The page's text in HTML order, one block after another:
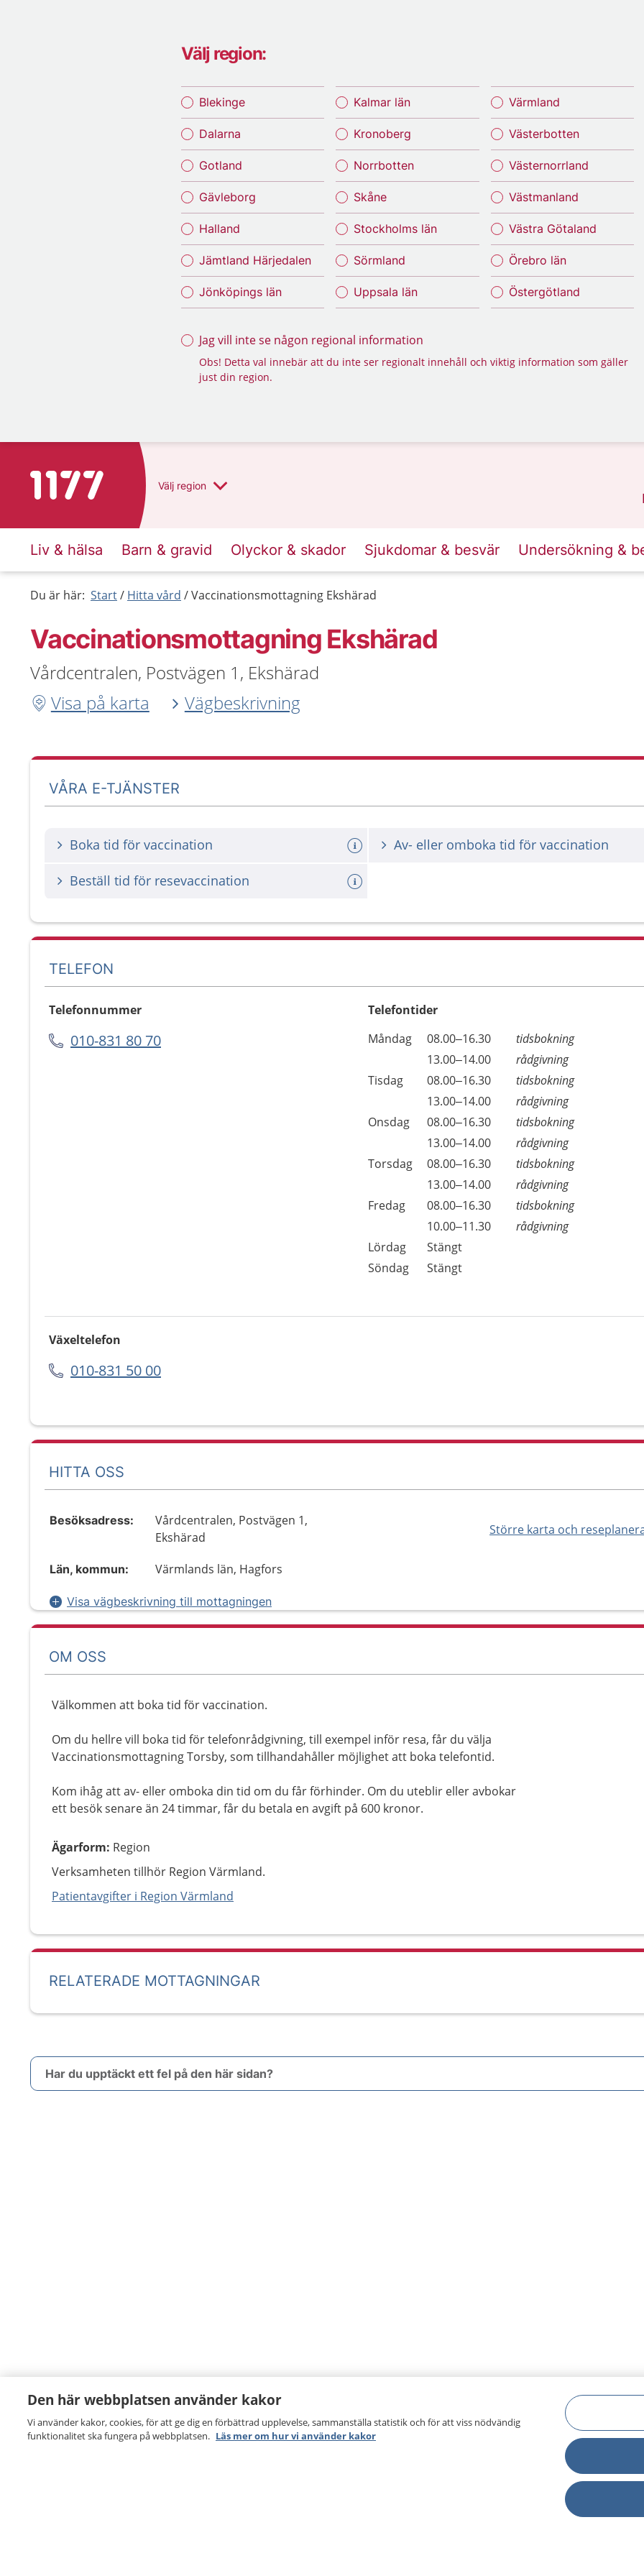
Välj region:
Blekinge
Dalarna
Gotland
Gävleborg
Halland
Jämtland Härjedalen
Jönköpings län
Kalmar län
Kronoberg
Norrbotten
Skåne
Stockholms län
Sörmland
Uppsala län
Värmland
Västerbotten
Västernorrland
Västmanland
Västra Götaland
Örebro län
Östergötland
Jag vill inte se någon regional information
Obs! Detta val innebär att du inte ser regionalt innehåll och viktig information som gäller
just din region.
Till startsidan för 1177 Välj region
Liv & hälsa Barn & gravid Olyckor & skador Sjukdomar & besvär Undersökning &
Du är här: Start Hitta vård Vaccinationsmottagning Ekshärad
Vaccinationsmottagning Ekshärad
Vårdcentralen, Postvägen 1, Ekshärad
Visa på karta
Vägbeskrivning
VÅRA E-TJÄNSTER
Boka tid för vaccination Av- eller omboka tid för vaccination
Beställ tid för resevaccination
TELEFON
Telefonnummer
010-831 80 70
Telefontider
Dag
Öppettider
Kommentarer
Måndag 08.00–16.30
tidsbokning
13.00–14.00
rådgivning
Tisdag
08.00–16.30
tidsbokning
13.00–14.00
rådgivning
Onsdag
08.00–16.30
tidsbokning
13.00–14.00
rådgivning
Torsdag
08.00–16.30
tidsbokning
13.00–14.00
rådgivning
Fredag
08.00–16.30
tidsbokning
10.00–11.30
rådgivning
Lördag
Stängt
Söndag
Stängt
Växeltelefon
010-831 50 00
HITTA OSS
Större karta och
Besöksadress:
Vårdcentralen, Postvägen 1,
Ekshärad
Län, kommun: Värmlands län, Hagfors
Visa vägbeskrivning till mottagningen
OM OSS
Välkommen att boka tid för vaccination.
Om du hellre vill boka tid för telefonrådgivning, till exempel inför resa, får du välja
Vaccinationsmottagning Torsby, som tillhandahåller möjlighet att boka telefontid.
Kom ihåg att av- eller omboka din tid om du får förhinder. Om du uteblir eller avbokar
ett besök senare än 24 timmar, får du betala en avgift på 600 kronor.
Ägarform: Region
Verksamheten tillhör Region Värmland.
Patientavgifter i Region Värmland
RELATERADE MOTTAGNINGAR
Har du upptäckt ett fel på den här sidan?
Den här webbplatsen använder kakor
Vi använder kakor, cookies, för att ge dig en förbättrad upplevelse, sammanställa statistik och för att viss nödvändig
funktionalitet ska fungera på webbplatsen. Läs mer om hur vi använder kakor